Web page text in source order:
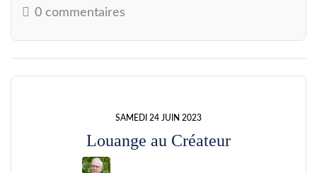
0 commentaires
SAMEDI 24 JUIN 2023
Louange au Créateur